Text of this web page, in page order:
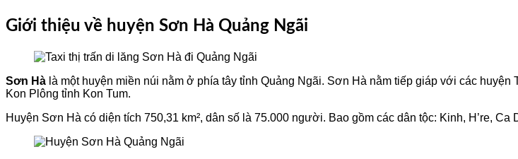
Giới thiệu về huyện Sơn Hà Quảng Ngãi
Sơn Hà là một huyện miền núi nằm ở phía tây tỉnh Quảng Ngãi. Sơn Hà nằm tiếp giáp với các
Kon Plông tỉnh Kon Tum.
Huyện Sơn Hà có diện tích 750,31 km², dân số là 75.000 người. Bao gồm các dân tộc: Kinh, H’re,